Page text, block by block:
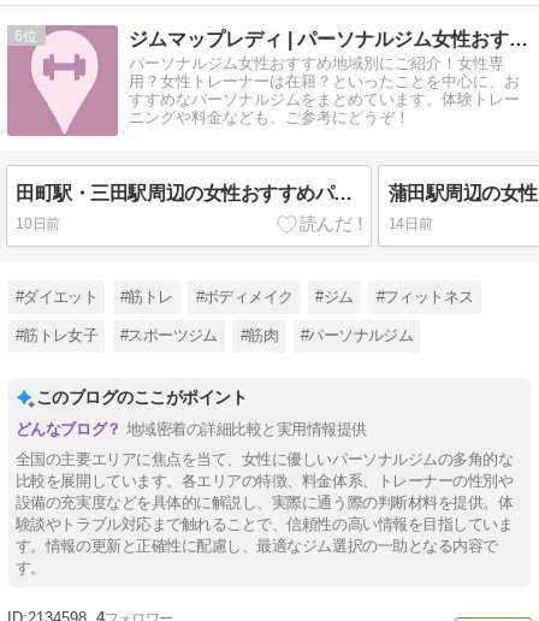
6 ジムマップレディ | パーソナルジム女性おすすめ地域別
パーソナルジム女性おすすめ地域別にご紹介！女性専
用？女性トレーナーは在籍？といったことを中心に、お
すすめなパーソナルジムをまとめています。体験トレー
ニングや料金なども。ご参考にどうぞ！
田町駅・三田駅周辺の女性おすすめパーソナルジム7選｜女性専用？女性トレーナー在籍？など比較
10日前 14日前
#ダイエット #筋トレ #ボディメイク #ジム #フィットネス
#筋トレ女子 #スポーツジム #筋肉 #パーソナルジム
このブログのここがポイント
地域密着の詳細比較と実用情報提供
全国の主要エリアに焦点を当て、女性に優しいパーソナルジムの多角的な
比較を展開しています。各エリアの特徴、料金体系、トレーナーの性別や
設備の充実度などを具体的に解説し、実際に通う際の判断材料を提供。体
験談やトラブル対応まで触れることで、信頼性の高い情報を目指していま
す。情報の更新と正確性に配慮し、最適なジム選択の一助となる内容で
す。